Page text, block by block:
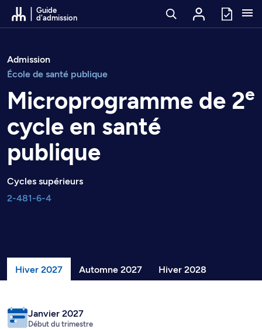
Passer au contenu
Guide
d'admission
Admission
École de santé publique
Microprogramme de 2e
cycle en santé
publique
Cycles supérieurs
2-481-6-4
Hiver 2027 Automne 2027 Hiver 2028
Janvier 2027
Début du trimestre